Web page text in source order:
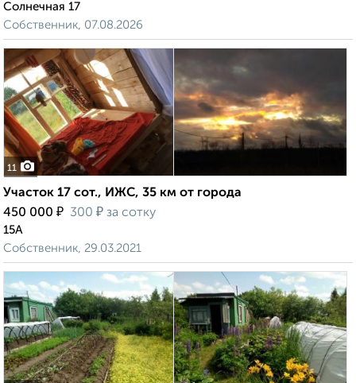
Солнечная 17
Собственник, 07.08.2026
11
Участок 17 сот., ИЖС, 35 км от города
450 000 ₽ 300 ₽ за сотку
15А
Собственник, 29.03.2021